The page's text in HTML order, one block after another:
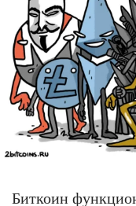
Биткоин